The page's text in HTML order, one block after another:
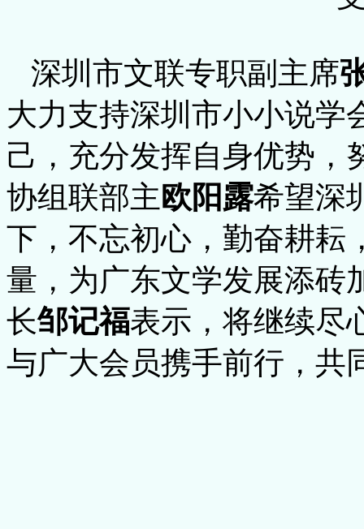
深圳市文联专职副主席
大力支持深圳市小小说学
己，充分发挥自身优势，
协组联部主 欧阳露希望深
下，不忘初心，勤奋耕耘
量，为广东文学发展添砖
长邹记福表示，将继续尽
与广大会员携手前行，共